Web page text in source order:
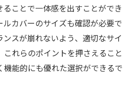
兼ね備えた車ホイールカバー
イールカバーの条件
素材の特徴
るメンテナンス方法
ることで一体感を出すことができ
ルカバーのサイズも確認が必要で
ンスが崩れないよう、適切なサイ
これらのポイントを押さえること
機能的にも優れた選択ができるで